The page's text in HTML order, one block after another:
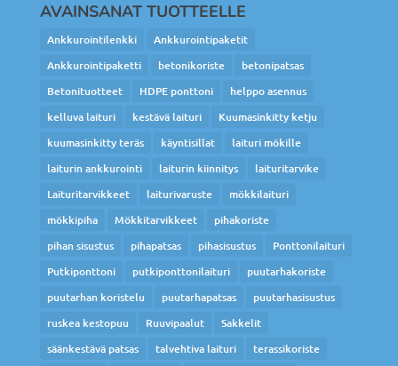
AVAINSANAT TUOTTEELLE
Ankkurointilenkki
Ankkurointipaketit
Ankkurointipaketti
betonikoriste
betonipatsas
Betonituotteet
HDPE ponttoni
helppo asennus
kelluva laituri
kestävä laituri
Kuumasinkitty ketju
kuumasinkitty teräs
käyntisillat
laituri mökille
laiturin ankkurointi
laiturin kiinnitys
laituritarvike
Laituritarvikkeet
laiturivaruste
mökkilaituri
mökkipiha
Mökkitarvikkeet
pihakoriste
pihan sisustus
pihapatsas pihasisustus
Ponttonilaituri
Putkiponttoni
putkiponttonilaituri
puutarhakoriste
puutarhan koristelu
puutarhapatsas
puutarhasisustus
ruskea kestopuu
Ruuvipaalut
Sakkelit
säänkestävä patsas
talvehtiva laituri
terassikoriste